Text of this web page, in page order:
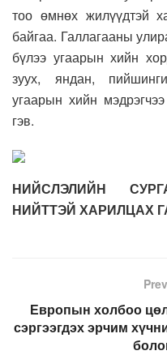
тоо өмнөх жилүүдтэй
байгаа. Галлагааны
бүлээ угаарын хийн
зуух, яндан,
угаарын хийн
гэв.
НИЙСЛЭЛИЙН
НИЙТТЭЙ ХАРИЛЦАХ
Европын холбоо
сэргээгдэх эрчим